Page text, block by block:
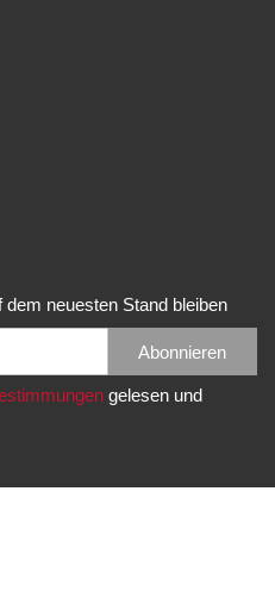
neuesten Stand bleiben
Abonnieren
gelesen und